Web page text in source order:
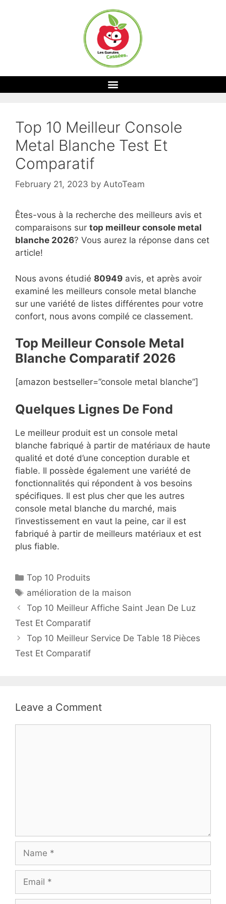
Top 10 Meilleur Console
Metal Blanche Test Et
Comparatif
February 21, 2023 by AutoTeam
Êtes-vous à la recherche des meilleurs avis et
comparaisons sur top meilleur console metal
blanche 2026? Vous aurez la réponse dans cet
article!
Nous avons étudié 80949 avis, et après avoir
examiné les meilleurs console metal blanche
sur une variété de listes différentes pour votre
confort, nous avons compilé ce classement.
Top Meilleur Console Metal
Blanche Comparatif 2026
[amazon bestseller=”console metal blanche”]
Quelques Lignes De Fond
Le meilleur produit est un console metal
blanche fabriqué à partir de matériaux de haute
qualité et doté d’une conception durable et
fiable. Il possède également une variété de
fonctionnalités qui répondent à vos besoins
spécifiques. Il est plus cher que les autres
console metal blanche du marché, mais
l’investissement en vaut la peine, car il est
fabriqué à partir de meilleurs matériaux et est
plus fiable.
Top 10 Produits
amélioration de la maison
Top 10 Meilleur Affiche Saint Jean De Luz
Test Et Comparatif
Top 10 Meilleur Service De Table 18 Pièces
Test Et Comparatif
Leave a Comment